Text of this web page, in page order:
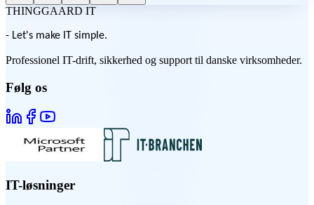
THINGGAARD IT
- Let's make IT simple.
Professionel IT-drift, sikkerhed og support til danske virksomheder.
Følg os
IT-løsninger